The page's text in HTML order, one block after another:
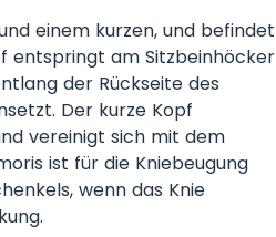
einem kurzen, und befindet
entspringt am Sitzbeinhöcker
der Rückseite des
Der kurze Kopf
vereinigt sich mit dem
ist für die Kniebeugung
wenn das Knie